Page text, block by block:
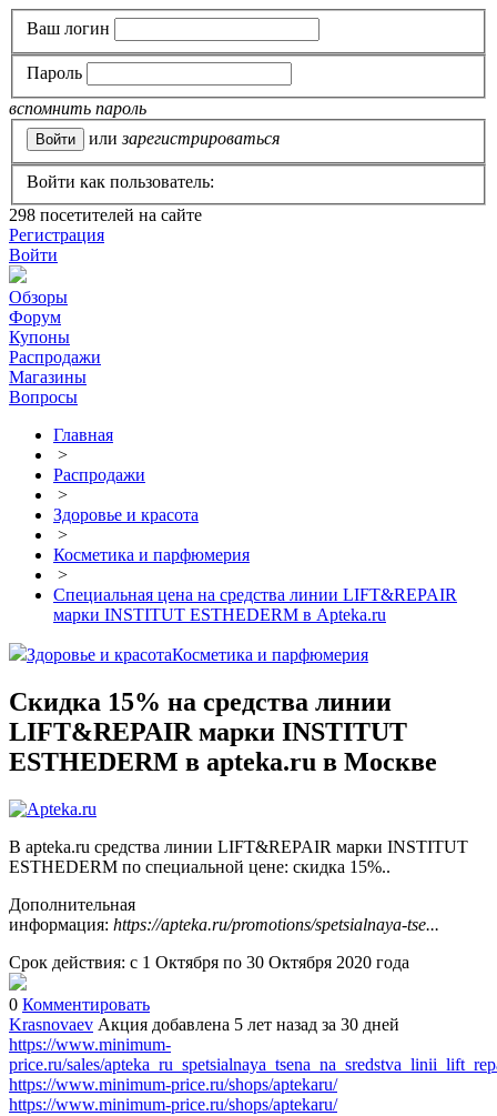
Ваш логин
Пароль
вспомнить пароль
или зарегистрироваться
Войти как пользователь:
298 посетителей на сайте
Регистрация
Войти
Обзоры
Форум
Купоны
Распродажи
Магазины
Вопросы
Главная
>
Распродажи
>
Здоровье и красота
>
Косметика и парфюмерия
>
Специальная цена на средства линии LIFT&REPAIR
марки INSTITUT ESTHEDERM в Apteka.ru
Здоровье и красотаКосметика и парфюмерия
Скидка 15% на средства линии
LIFT&REPAIR марки INSTITUT
ESTHEDERM в apteka.ru в Москве
В apteka.ru средства линии LIFT&REPAIR марки INSTITUT
ESTHEDERM по специальной цене: скидка 15%..
Дополнительная
информация: https://apteka.ru/promotions/spetsialnaya-tse...
Срок действия: с 1 Октября по 30 Октября 2020 года
0 Комментировать
Krasnovaev Акция добавлена 5 лет назад за 30 дней
https://www.minimum-
price.ru/sales/
https://www.minimum-price.ru/shops/aptekaru/
https://www.minimum-price.ru/shops/aptekaru/